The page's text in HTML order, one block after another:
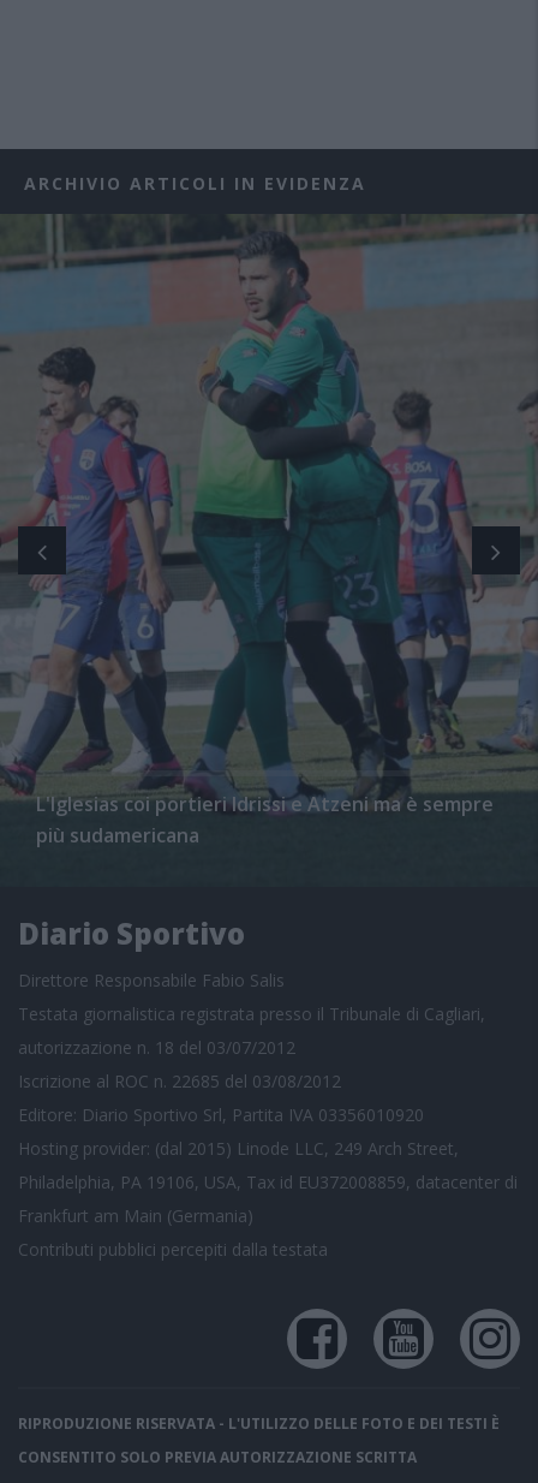
ARCHIVIO ARTICOLI IN EVIDENZA
L'Iglesias coi portieri Idrissi e Atzeni ma è sempre
più sudamericana
Diario Sportivo
Direttore Responsabile Fabio Salis
Testata giornalistica registrata presso il Tribunale di Cagliari,
autorizzazione n. 18 del 03/07/2012
Iscrizione al ROC n. 22685 del 03/08/2012
Editore: Diario Sportivo Srl, Partita IVA 03356010920
Hosting provider: (dal 2015) Linode LLC, 249 Arch Street,
Philadelphia, PA 19106, USA, Tax id EU372008859, datacenter di
Frankfurt am Main (Germania)
Contributi pubblici percepiti dalla testata
RIPRODUZIONE RISERVATA - L'UTILIZZO DELLE FOTO E DEI TESTI È
CONSENTITO SOLO PREVIA AUTORIZZAZIONE SCRITTA